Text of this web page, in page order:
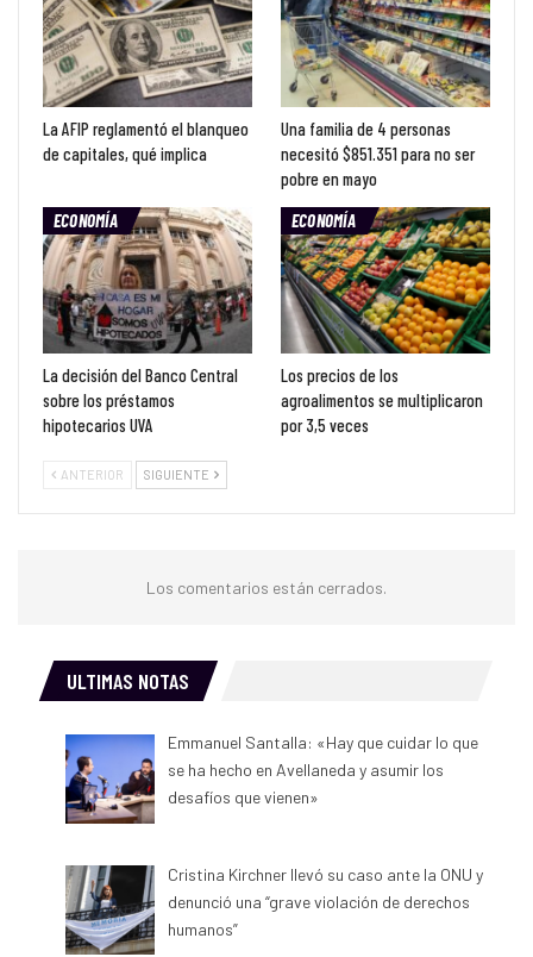
La AFIP reglamentó el blanqueo
de capitales, qué implica
Una familia de 4 personas
necesitó $851.351 para no ser
pobre en mayo
ECONOMÍA
La decisión del Banco Central
sobre los préstamos
hipotecarios UVA
ECONOMÍA
Los precios de los
agroalimentos se multiplicaron
por 3,5 veces
ANTERIOR SIGUIENTE
Los comentarios están cerrados.
ULTIMAS NOTAS
Emmanuel Santalla: «Hay que cuidar lo que
se ha hecho en Avellaneda y asumir los
desafíos que vienen»
Cristina Kirchner llevó su caso ante la ONU y
denunció una “grave violación de derechos
humanos”